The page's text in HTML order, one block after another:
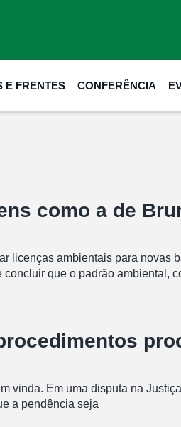
E FRENTES CONFERÊNCIA
como a de
licenças ambientais para novas
que o padrão ambiental,
vinda. Em uma disputa na
a pendência seja